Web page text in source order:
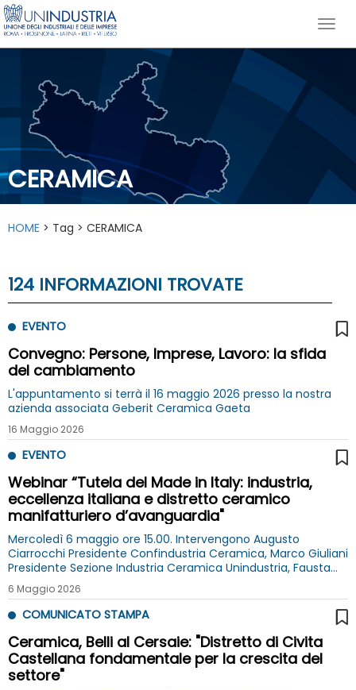
CERAMICA
HOME > Tag > CERAMICA
124 INFORMAZIONI TROVATE
EVENTO
Convegno: Persone, Imprese, Lavoro: la sfida
del cambiamento
L'appuntamento si terrà il 16 maggio 2026 presso la nostra
azienda associata Geberit Ceramica Gaeta
16 Maggio 2026
EVENTO
Webinar “Tutela del Made in Italy: industria,
eccellenza italiana e distretto ceramico
manifatturiero d’avanguardia"
Mercoledì 6 maggio ore 15.00. Intervengono Augusto
Ciarrocchi Presidente Confindustria Ceramica, Marco Giuliani
Presidente Sezione Industria Ceramica Unindustria, Fausta
Bergamotto Sottosegretario di Stato MIMIT e Mauro Rotelli
Camera dei Deputati
6 Maggio 2026
COMUNICATO STAMPA
Ceramica, Belli al Cersaie: "Distretto di Civita
Castellana fondamentale per la crescita del
settore"